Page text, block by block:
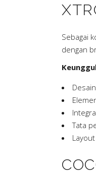
Sebagai
dengan
Tata